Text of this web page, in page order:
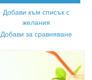
Добави към списък с
желания
Добави за сравняване